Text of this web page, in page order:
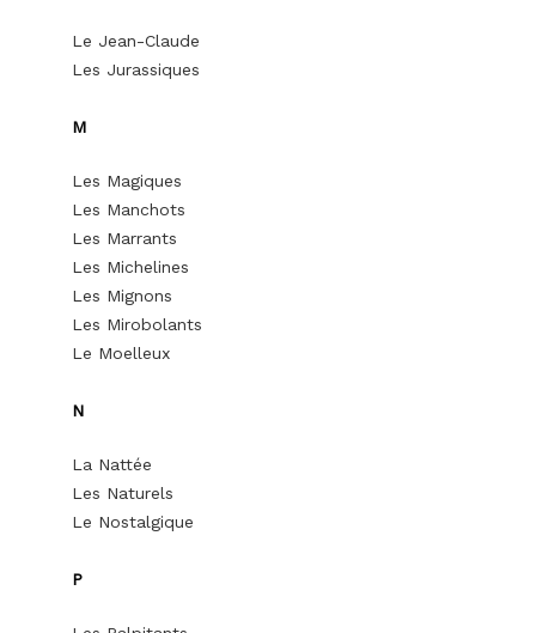
Le Jean-Claude
Les Jurassiques
M
Les Magiques
Les Manchots
Les Marrants
Les Michelines
Les Mignons
Les Mirobolants
Le Moelleux
N
La Nattée
Les Naturels
Le Nostalgique
P